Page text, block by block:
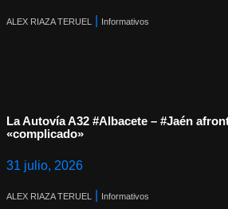
ALEX RIAZA TERUEL Informativos
La Autovía A32 #Albacete – #Jaén
«complicado»
31 julio, 2026
ALEX RIAZA TERUEL Informativos